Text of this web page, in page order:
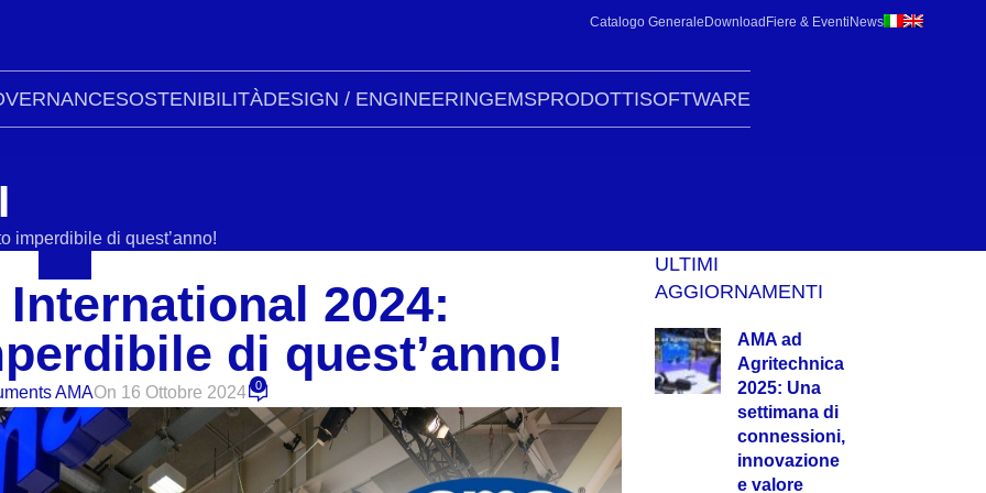
Catalogo Generale Download Fiere & Eventi News
SOSTENIBILITÀDESIGN / ENGINEERINGEMSPRODOTTISOFTWARE
imperdibile di quest’anno!
International 2024:
di quest’anno!
AMAOn 16 Ottobre 2024 0
ULTIMI
AGGIORNAMENTI
AMA ad
Agritechnica
2025: Una
settimana di
connessioni,
innovazione
e valore